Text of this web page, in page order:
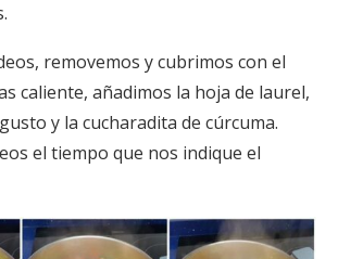
removemos y cubrimos con el
caliente, añadimos la hoja de laurel,
y la cucharadita de cúrcuma.
el tiempo que nos indique el